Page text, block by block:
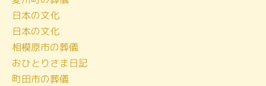
日本の文化
日本の文化
相模原市の葬儀
おひとりさま日記
町田市の葬儀